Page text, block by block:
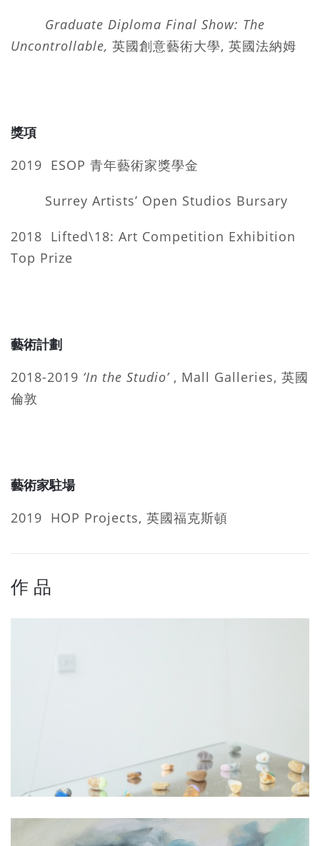
Graduate Diploma Final Show: The
Uncontrollable, 英國創意藝術大學, 英國法納姆
獎項
2019 ESOP 青年藝術家獎學金
Surrey Artists’ Open Studios Bursary
2018 Lifted\18: Art Competition Exhibition
Top Prize
藝術計劃
2018-2019 ‘In the Studio’, Mall Galleries, 英國
倫敦
藝術家駐場
2019 HOP Projects, 英國福克斯頓
作 品